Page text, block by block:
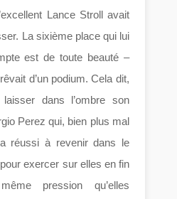
Lance Stroll avait
La sixième place qui lui
est de toute beauté –
d’un podium. Cela dit,
dans l’ombre son
Perez qui, bien plus mal
réussi à revenir dans le
exercer sur elles en fin
pression qu’elles